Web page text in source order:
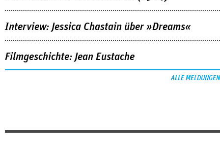
Interview: Jessica Chastain über »Dreams«
Filmgeschichte: Jean Eustache
ALLE MELDUNGEN